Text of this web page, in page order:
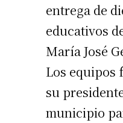
entrega de
educativos
María José
Los equipos
su
municipio